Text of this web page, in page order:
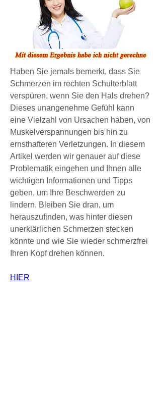
Haben Sie jemals bemerkt, dass Sie
Schmerzen im rechten Schulterblatt
verspüren, wenn Sie den Hals drehen?
Dieses unangenehme Gefühl kann
eine Vielzahl von Ursachen haben, von
Muskelverspannungen bis hin zu
ernsthafteren Verletzungen. In diesem
Artikel werden wir genauer auf diese
Problematik eingehen und Ihnen alle
wichtigen Informationen und Tipps
geben, um Ihre Beschwerden zu
lindern. Bleiben Sie dran, um
herauszufinden, was hinter diesen
unerklärlichen Schmerzen stecken
könnte und wie Sie wieder schmerzfrei
Ihren Kopf drehen können.
HIER